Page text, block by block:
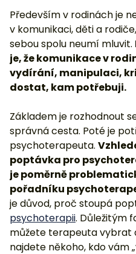
Především v rodinách je
v komunikaci, děti a
sebou spolu neumí mluvit.
je, že komunikace v
vydírání, manipulaci,
dostat, kam potřebuji.
Základem je rozhodnout
správná cesta. Poté je
psychoterapeuta.
poptávka pro
je poměrně
pořadníku
je důvod, proč stoupá
psychoterapii. Důležitým
můžete terapeuta vybrat
najdete někoho, kdo vám